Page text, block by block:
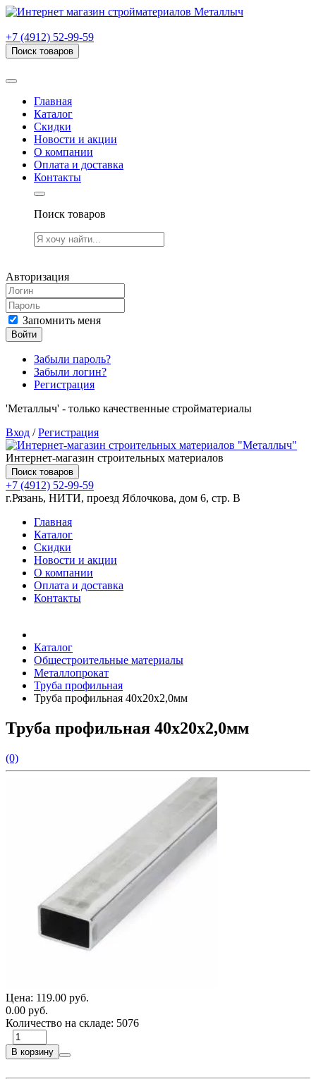
+7 (4912) 52-99-59
Поиск товаров
Главная
Каталог
Скидки
Новости и акции
О компании
Оплата и доставка
Контакты
Поиск товаров
Авторизация
Запомнить меня
Войти
Забыли пароль?
Забыли логин?
Регистрация
'Металлыч' - только качественные стройматериалы
Вход /Регистрация
Интернет-магазин строительных материалов
Поиск товаров
+7 (4912) 52-99-59
г.Рязань, НИТИ, проезд Яблочкова, дом 6, стр. В
Главная
Каталог
Скидки
Новости и акции
О компании
Оплата и доставка
Контакты
Каталог
Общестроительные материалы
Металлопрокат
Труба профильная
Труба профильная 40х20х2,0мм
Труба профильная 40х20х2,0мм
(0)
Цена: 119.00 руб.
0.00 руб.
Количество на складе: 5076
В корзину